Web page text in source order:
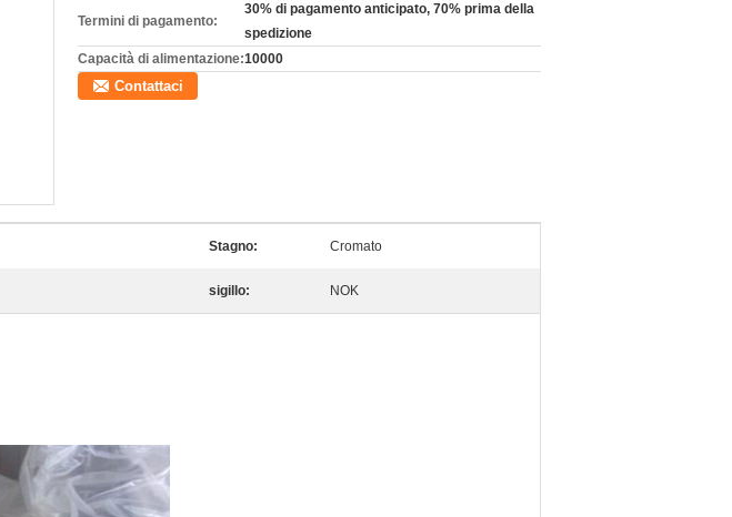
Termini di pagamento:
30% di pagamento anticipato, 70% prima della
spedizione
Capacità di alimentazione:10000
Contattaci
Stagno: Cromato
sigillo: NOK